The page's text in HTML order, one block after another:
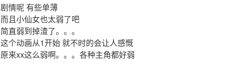
剧情呢 有些单薄
而且小仙女也太弱了吧
简直弱到掉渣了。。。
这个动画从1开始 就不时的会让人感慨
原来xx这么弱啊。。。各种主角都好弱